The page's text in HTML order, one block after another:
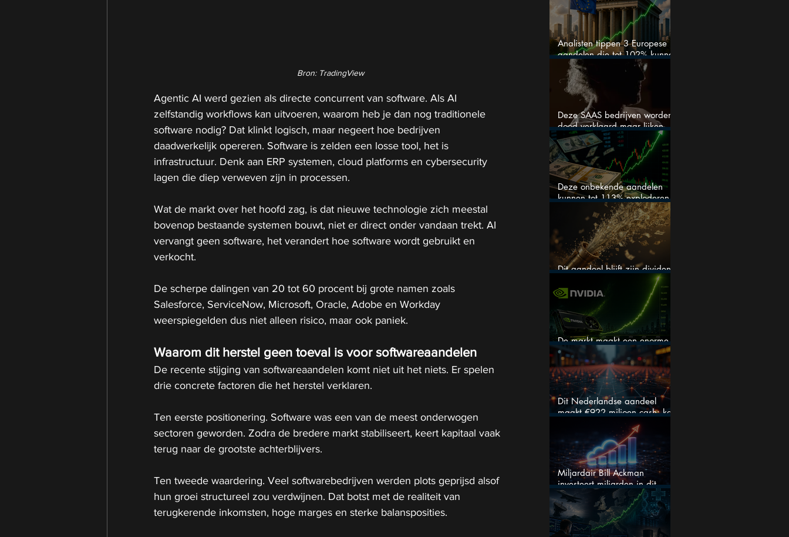
Bron: TradingView
Agentic AI werd gezien als directe concurrent van software. Als AI
zelfstandig workflows kan uitvoeren, waarom heb je dan nog traditionele
software nodig? Dat klinkt logisch, maar negeert hoe bedrijven
daadwerkelijk opereren. Software is zelden een losse tool, het is
infrastructuur. Denk aan ERP systemen, cloud platforms en cybersecurity
lagen die diep verweven zijn in processen.
Wat de markt over het hoofd zag, is dat nieuwe technologie zich meestal
bovenop bestaande systemen bouwt, niet er direct onder vandaan trekt. AI
vervangt geen software, het verandert hoe software wordt gebruikt en
verkocht.
De scherpe dalingen van 20 tot 60 procent bij grote namen zoals
Salesforce, ServiceNow, Microsoft, Oracle, Adobe en Workday
weerspiegelden dus niet alleen risico, maar ook paniek.
Waarom dit herstel geen toeval is voor softwareaandelen
De recente stijging van softwareaandelen komt niet uit het niets. Er spelen
drie concrete factoren die het herstel verklaren.
Ten eerste positionering. Software was een van de meest onderwogen
sectoren geworden. Zodra de bredere markt stabiliseert, keert kapitaal vaak
terug naar de grootste achterblijvers.
Ten tweede waardering. Veel softwarebedrijven werden plots geprijsd alsof
hun groei structureel zou verdwijnen. Dat botst met de realiteit van
terugkerende inkomsten, hoge marges en sterke balansposities.
Analisten tippen 3 Europese
aandelen die tot 102% kunnen
stijgen
Deze SAAS bedrijven worden
dood verklaard maar lijken
springlevend
Deze onbekende aandelen
kunnen tot 113% exploderen
(één springt eruit)
Dit aandeel blijft zijn dividend
verhogen, wat er ook gebeurt
De markt maakt een enorme
fout bij Nvidia
Dit Nederlandse aandeel
maakt €922 miljoen cash: kan
dit dividendaandeel blijven
Miljardair Bill Ackman
investeert miljarden in dit
techaandeel